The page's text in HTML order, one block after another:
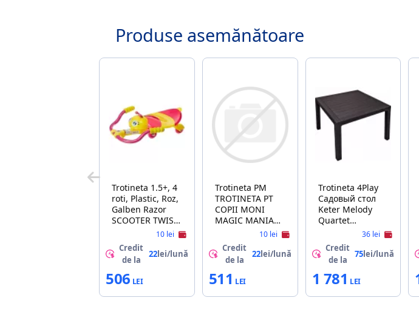
Produse asemănătoare
Trotineta 1.5+, 4
roti, Plastic, Roz,
Galben Razor
SCOOTER TWISTI
LADY BUZZ -
MAGENTA 24L
INTL (MC2)
25073661
10 lei
Credit
de la
22lei/lună
506
Trotineta PM
TROTINETA PT
COPII MONI
MAGIC MANIA
BLACK D00110 lei
Credit
de la
22lei/lună
511
Trotineta 4Play
Садовый стол
Keter Melody
Quartet
Wiskey/Brown
(255848)
36 lei
Credit
de la
75lei/lună
1 781